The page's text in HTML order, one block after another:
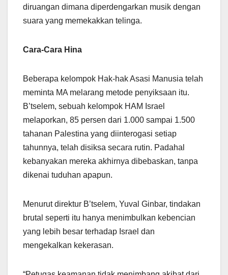
diruangan dimana diperdengarkan musik dengan
suara yang memekakkan telinga.
Cara-Cara Hina
Beberapa kelompok Hak-hak Asasi Manusia telah
meminta MA melarang metode penyiksaan itu.
B’tselem, sebuah kelompok HAM Israel
melaporkan, 85 persen dari 1.000 sampai 1.500
tahanan Palestina yang diinterogasi setiap
tahunnya, telah disiksa secara rutin. Padahal
kebanyakan mereka akhirnya dibebaskan, tanpa
dikenai tuduhan apapun.
Menurut direktur B’tselem, Yuval Ginbar, tindakan
brutal seperti itu hanya menimbulkan kebencian
yang lebih besar terhadap Israel dan
mengekalkan kekerasan.